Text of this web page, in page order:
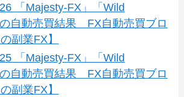
「Majesty-FX」「Wild
自動売買結果 FX自動売買ブロ
副業FX】
「Majesty-FX」「Wild
自動売買結果 FX自動売買ブロ
副業FX】